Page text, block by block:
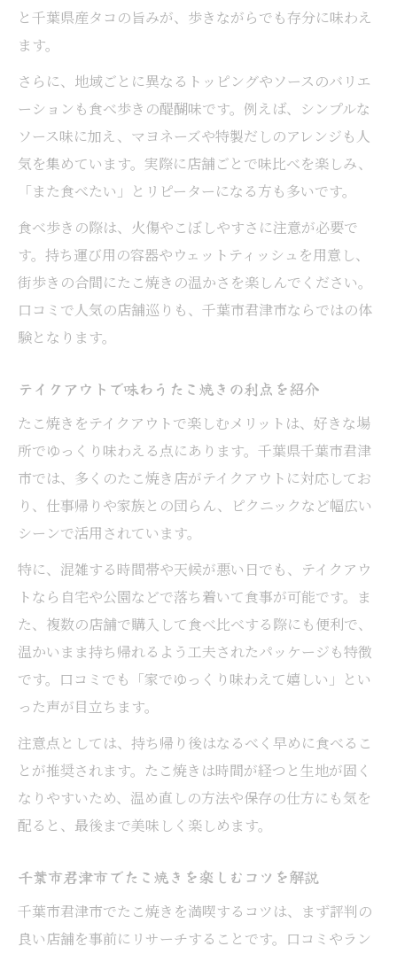
と千葉県産タコの旨みが、歩きながらでも存分に味わえ
ます。
さらに、地域ごとに異なるトッピングやソースのバリエ
ーションも食べ歩きの醍醐味です。例えば、シンプルな
ソース味に加え、マヨネーズや特製だしのアレンジも人
気を集めています。実際に店舗ごとで味比べを楽しみ、
「また食べたい」とリピーターになる方も多いです。
食べ歩きの際は、火傷やこぼしやすさに注意が必要で
す。持ち運び用の容器やウェットティッシュを用意し、
街歩きの合間にたこ焼きの温かさを楽しんでください。
口コミで人気の店舗巡りも、千葉市君津市ならではの体
験となります。
テイクアウトで味わうたこ焼きの利点を紹介
たこ焼きをテイクアウトで楽しむメリットは、好きな場
所でゆっくり味わえる点にあります。千葉県千葉市君津
市では、多くのたこ焼き店がテイクアウトに対応してお
り、仕事帰りや家族との団らん、ピクニックなど幅広い
シーンで活用されています。
特に、混雑する時間帯や天候が悪い日でも、テイクアウ
トなら自宅や公園などで落ち着いて食事が可能です。ま
た、複数の店舗で購入して食べ比べする際にも便利で、
温かいまま持ち帰れるよう工夫されたパッケージも特徴
です。口コミでも「家でゆっくり味わえて嬉しい」とい
った声が目立ちます。
注意点としては、持ち帰り後はなるべく早めに食べるこ
とが推奨されます。たこ焼きは時間が経つと生地が固く
なりやすいため、温め直しの方法や保存の仕方にも気を
配ると、最後まで美味しく楽しめます。
千葉市君津市でたこ焼きを楽しむコツを解説
千葉市君津市でたこ焼きを満喫するコツは、まず評判の
良い店舗を事前にリサーチすることです。口コミやラン